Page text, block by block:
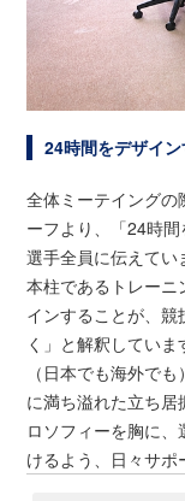
24時間をデザイン
全体ミーテイングの
ーフより、「24時
選手全員に伝えて
本柱であるトレー
インすることが、
く」と解釈してい
（日本でも海外で
に満ち溢れた立ち居
ロソフィーを胸に
けるよう、日々サポ